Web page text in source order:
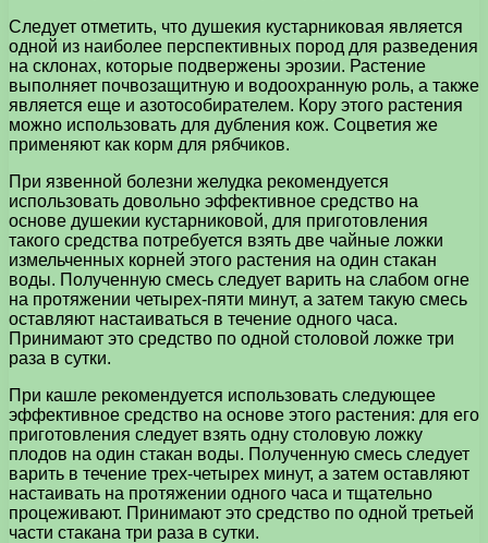
Следует отметить, что душекия кустарниковая является
одной из наиболее перспективных пород для разведения
на склонах, которые подвержены эрозии. Растение
выполняет почвозащитную и водоохранную роль, а также
является еще и азотособирателем. Кору этого растения
можно использовать для дубления кож. Соцветия же
применяют как корм для рябчиков.
При язвенной болезни желудка рекомендуется
использовать довольно эффективное средство на
основе душекии кустарниковой, для приготовления
такого средства потребуется взять две чайные ложки
измельченных корней этого растения на один стакан
воды. Полученную смесь следует варить на слабом огне
на протяжении четырех-пяти минут, а затем такую смесь
оставляют настаиваться в течение одного часа.
Принимают это средство по одной столовой ложке три
раза в сутки.
При кашле рекомендуется использовать следующее
эффективное средство на основе этого растения: для его
приготовления следует взять одну столовую ложку
плодов на один стакан воды. Полученную смесь следует
варить в течение трех-четырех минут, а затем оставляют
настаивать на протяжении одного часа и тщательно
процеживают. Принимают это средство по одной третьей
части стакана три раза в сутки.